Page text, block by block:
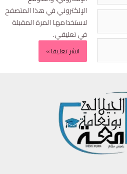
الإلكتروني في هذا المتصفح
لاستخدامها المرة المقبلة
في تعليقي.